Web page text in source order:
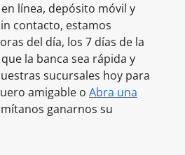
línea, depósito móvil y
contacto, estamos
del día, los 7 días de la
la banca sea rápida y
sucursales hoy para
amigable o Abra una
ganarnos su